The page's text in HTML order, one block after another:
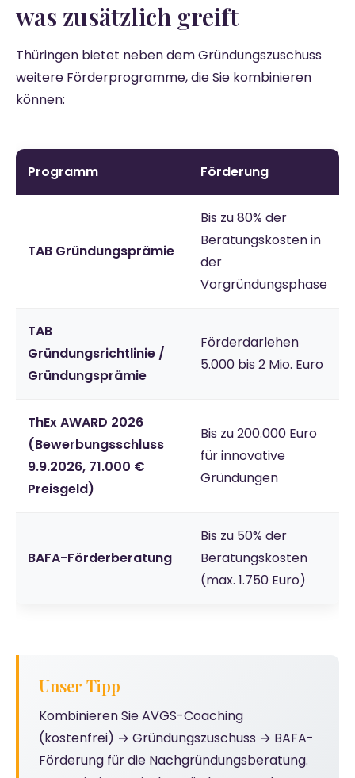
was zusätzlich greift
Thüringen bietet neben dem Gründungszuschuss
weitere Förderprogramme, die Sie kombinieren
können:
Programm Förderung
TAB Gründungsprämie
Bis zu 80% der
Beratungskosten in
der
Vorgründungsphase
TAB
Gründungsrichtlinie /
Gründungsprämie
Förderdarlehen
5.000 bis 2 Mio. Euro
ThEx AWARD 2026
(Bewerbungsschluss
9.9.2026, 71.000 €
Preisgeld)
Bis zu 200.000 Euro
für innovative
Gründungen
BAFA-Förderberatung
Bis zu 50% der
Beratungskosten
(max. 1.750 Euro)
Unser Tipp
Kombinieren Sie AVGS-Coaching
(kostenfrei) → Gründungszuschuss → BAFA-
Förderung für die Nachgründungsberatung.